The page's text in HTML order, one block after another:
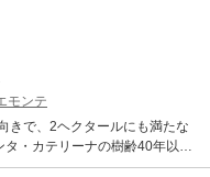
は興奮気味に語った。「複雑
果実味が格別です。ジューシ
感じます。9月は夜は冷え込
いシーズンの締めくくりとな
バルバレスコ地区 醸造：
RISERVA アルド・コンテルノ
ランブッシア 生産地：イタリア
テ・ダルバ 原産地呼称：DOC
イン 辛口 フルボディ ワイ
ポイント チェリーのコンポート
革、リコリス、ブラックペッパ
う導入部だけでも価格に見合
アンジェロ氏曰く「伝統的で
完全なるガヤスタイル」。華
、熟したチェリー、ストロベ
アロマに、バラやモカ、ポプ
、オレンジの皮、ピンクペッ
漂います。口当たりは柔らか
。 エリオは清潔でなかった大樽
よってリリース当初から美味
いう強い信念がありました。
エリオの名刺には
記されています。モダンという
もカッターではなくハサミで
り口が広がらない。切り口から
モンテ
きで、2ヘクタールにも満たな
タ・カテリーナの樹齢40年以上
はオレンジがかったガーネッ